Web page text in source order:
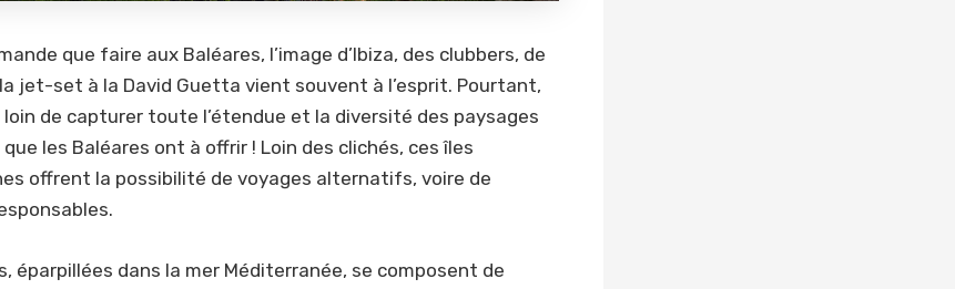
que faire aux Baléares, l’image d’Ibiza, des clubbers, de
jet-set à la David Guetta vient souvent à l’esprit. Pourtant,
de capturer toute l’étendue et la diversité des paysages
les Baléares ont à offrir ! Loin des clichés, ces îles
offrent la possibilité de voyages alternatifs, voire de
éparpillées dans la mer Méditerranée, se composent de